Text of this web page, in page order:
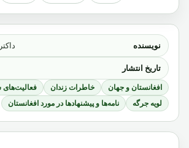
نویسنده
تاریخ انتشار
افغانستان و جهان خاطرات زندان
لویه جرگه
نامه‌ها و پیشنهادها در مورد افغانستان